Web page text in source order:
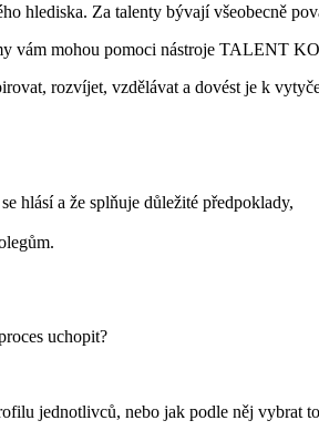
hlediska. Za talenty bývají všeobecně
vám mohou pomoci nástroje TALENT
rozvíjet, vzdělávat a dovést je k
hlásí a že splňuje důležité předpoklady,
uchopit?
jednotlivců, nebo jak podle něj vybrat